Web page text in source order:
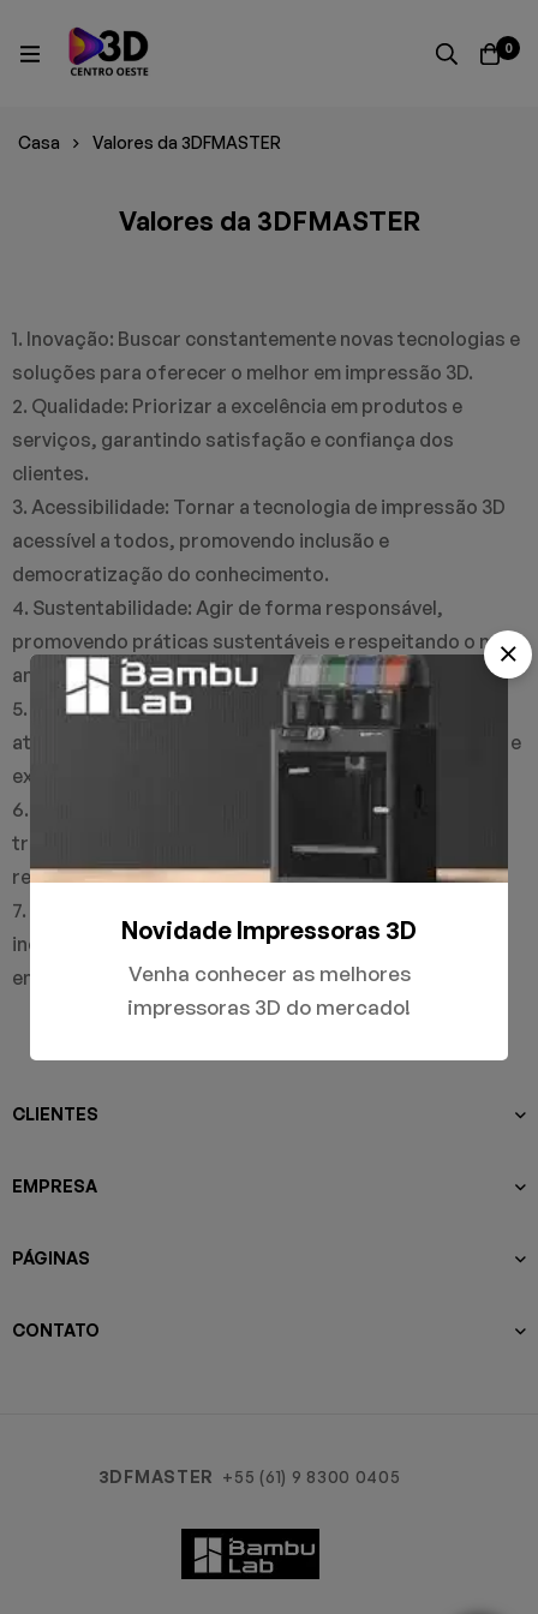
0
Casa Valores da 3DFMASTER
Valores da 3DFMASTER
1. Inovação: Buscar constantemente novas tecnologias e
soluções para oferecer o melhor em impressão 3D.
2. Qualidade: Priorizar a excelência em produtos e
serviços, garantindo satisfação e confiança dos
clientes.
3. Acessibilidade: Tornar a tecnologia de impressão 3D
acessível a todos, promovendo inclusão e
democratização do conhecimento.
4. Sustentabilidade: Agir de forma responsável,
promovendo práticas sustentáveis e respeitando o meio
ambiente.
5. Compromisso com o cliente: Oferecer suporte,
atendimento e soluções que atendam às necessidades e
expectativas dos nossos clientes.
6. Ética e transparência: Manter uma conduta ética,
transparente e honesta em todas as ações e
relacionamentos.
7. Desenvolvimento contínuo: Incentivar a capacitação,
inovação e crescimento constante da equipe e da
empresa.
CLIENTES
EMPRESA
PÁGINAS
CONTATO
3DFMASTER +55 (61) 9 8300 0405
Novidade Impressoras 3D
Venha conhecer as melhores
impressoras 3D do mercado!